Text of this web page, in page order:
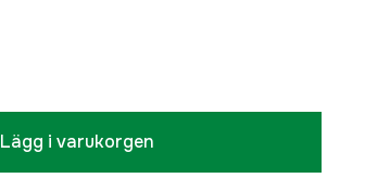
Lägg i varukorgen